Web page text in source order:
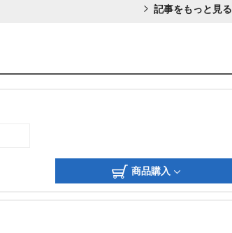
記事をもっと見る
商品購入